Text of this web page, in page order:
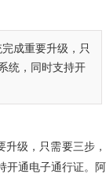
成重要升级，只
统，同时支持开
级，只需要三步，
开通电子通行证。阿